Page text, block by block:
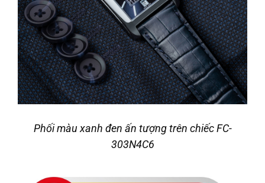
Phối màu xanh đen ấn tượng trên chiếc FC-
303N4C6